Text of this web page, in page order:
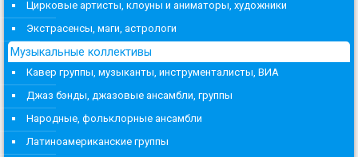
Цирковые артисты, клоуны и аниматоры, художники
Экстрасенсы, маги, астрологи
Музыкальные коллективы
Кавер группы, музыканты, инструменталисты, ВИА
Джаз бэнды, джазовые ансамбли, группы
Народные, фольклорные ансамбли
Латиноамериканские группы